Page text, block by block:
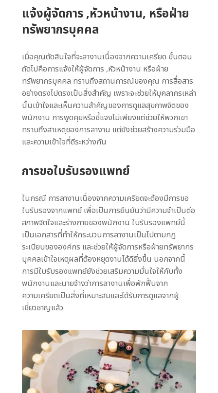
แจ้งผู้จัดการ ,หัวหน้างาน, หรือฝ่าย
ทรัพยากรบุคคล
เมื่อคุณตัดสินใจที่จะลางานเนื่องจากความเครียด ขั้นตอน
ถัดไปคือการแจ้งให้ผู้จัดการ ,หัวหน้างาน หรือฝ่าย
ทรัพยากรบุคคล ทราบถึงสถานการณ์ของคุณ การสื่อสาร
อย่างตรงไปตรงเป็นสิ่งสำคัญ เพราะจะช่วยให้บุคลากรเหล่า
นั้นเข้าใจและเห็นความสำคัญของการดูแลสุขภาพจิตของ
พนักงาน การพูดคุยหรือชี้แจงไม่เพียงแต่ช่วยให้พวกเขา
ทราบถึงสาเหตุของการลางาน แต่ยังช่วยสร้างความร่วมมือ
และความเข้าใจที่ดีระหว่างกัน
การขอใบรับรองแพทย์
ในกรณี การลางานเนื่องจากความเครียดจะต้องมีการขอ
ใบรับรองจากแพทย์ เพื่อเป็นการยืนยันว่ามีความจำเป็นต่อ
สภาพจิตใจและร่างกายของพนักงาน ใบรับรองแพทย์นี้
เป็นเอกสารที่ทำให้กระบวนการลางานเป็นไปตามกฏ
ระเบียบขององค์กร และช่วยให้ผู้จัดการหรือฝ่ายทรัพยากร
บุคคลเข้าใจเหตุผลที่ต้องหยุดงานได้ดียิ่งขึ้น นอกจากนี้
การมีใบรับรองแพทย์ยังช่วยเสริมความมั่นใจให้กับทั้ง
พนักงานและนายจ้างว่าการลางานเพื่อพักฟื้นจาก
ความเครียดเป็นสิ่งที่เหมาะสมและได้รับการดูแลจากผู้
เชี่ยวชาญแล้ว